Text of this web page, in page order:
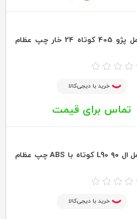
پلوس كامل پژو 405 كوتاه 24 خار چپ عظام
خرید با دیجی‌کالا
تماس برای قیمت
پلوس كامل ال ۹۰ L90 كوتاه با ABS چپ عظام
خرید با دیجی‌کالا